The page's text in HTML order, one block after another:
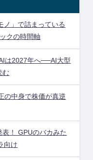
ノ」で詰まっている
クの時間軸
は2027年へ──AI大型
む
の中身で株価が真逆
！ GPUのバカみた
向け